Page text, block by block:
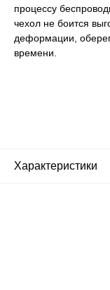
процессу
чехол не боится
деформации,
времени.
Характеристики